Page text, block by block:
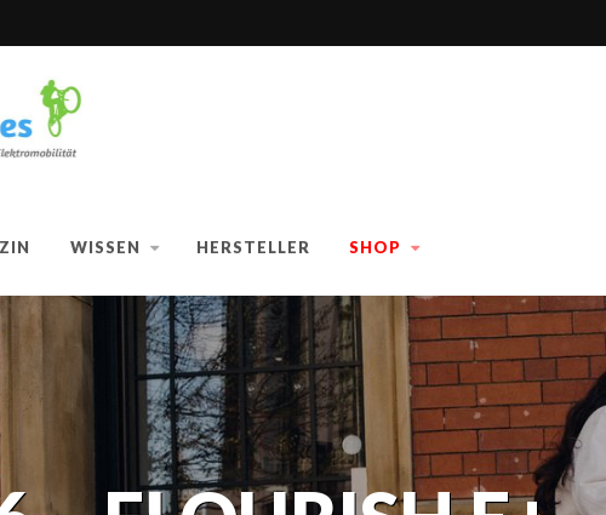
WISSEN HERSTELLER SHOP